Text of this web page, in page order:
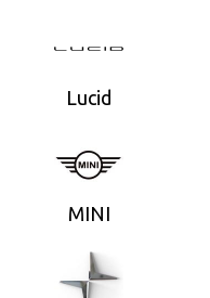
Lucid
MINI